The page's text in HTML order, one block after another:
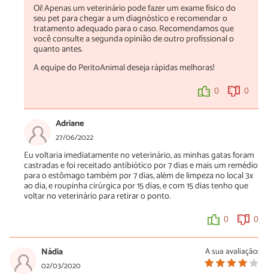
Oi! Apenas um veterinário pode fazer um exame físico do
seu pet para chegar a um diagnóstico e recomendar o
tratamento adequado para o caso. Recomendamos que
você consulte a segunda opinião de outro profissional o
quanto antes.
A equipe do PeritoAnimal deseja rápidas melhoras!
0 0
Adriane
27/06/2022
Eu voltaria imediatamente no veterinário, as minhas gatas foram
castradas e foi receitado antibiótico por 7 dias e mais um remédio
para o estômago também por 7 dias, além de limpeza no local 3x
ao dia, e roupinha cirúrgica por 15 dias, e com 15 dias tenho que
voltar no veterinário para retirar o ponto.
0 0
A sua avaliação:
Nádia
02/03/2020